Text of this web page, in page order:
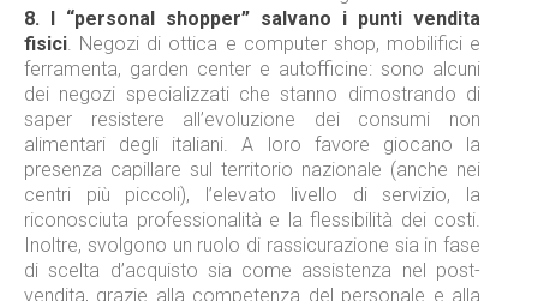
8. I “personal shopper” salvano i punti vendita
fisici . Negozi di ottica e computer shop, mobilifici e
ferramenta, garden center e autofficine: sono alcuni
dei negozi specializzati che stanno dimostrando di
saper resistere all’evoluzione dei consumi non
alimentari degli italiani. A loro favore giocano la
presenza capillare sul territorio nazionale (anche nei
centri più piccoli), l’elevato livello di servizio, la
riconosciuta professionalità e la flessibilità dei costi.
Inoltre, svolgono un ruolo di rassicurazione sia in fase
di scelta d’acquisto sia come assistenza nel post-
vendita, grazie alla competenza del personale e alla